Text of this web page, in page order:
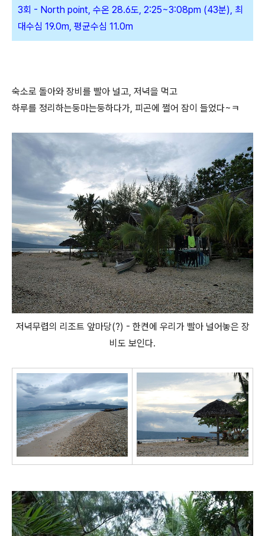
3회 - North point, 수온 28.6도, 2:25~3:08pm (43분), 최
대수심 19.0m, 평균수심 11.0m
숙소로 돌아와 장비를 빨아 널고, 저녁을 먹고
하루를 정리하는둥마는둥하다가, 피곤에 쩔어 잠이 들었다~ㅋ
저녁무렵의 리조트 앞마당(?) - 한켠에 우리가 빨아 널어놓은 장
비도 보인다.